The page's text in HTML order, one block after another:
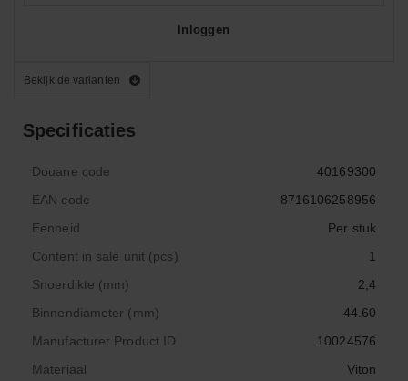
Bekijk de varianten
Specificaties
Douane code
40169300
EAN code
8716106258956
Eenheid
Per stuk
Content in sale unit (pcs)
1
Snoerdikte (mm)
2,4
Binnendiameter (mm)
44.60
Manufacturer Product ID
10024576
Materiaal
Viton
Inloggen